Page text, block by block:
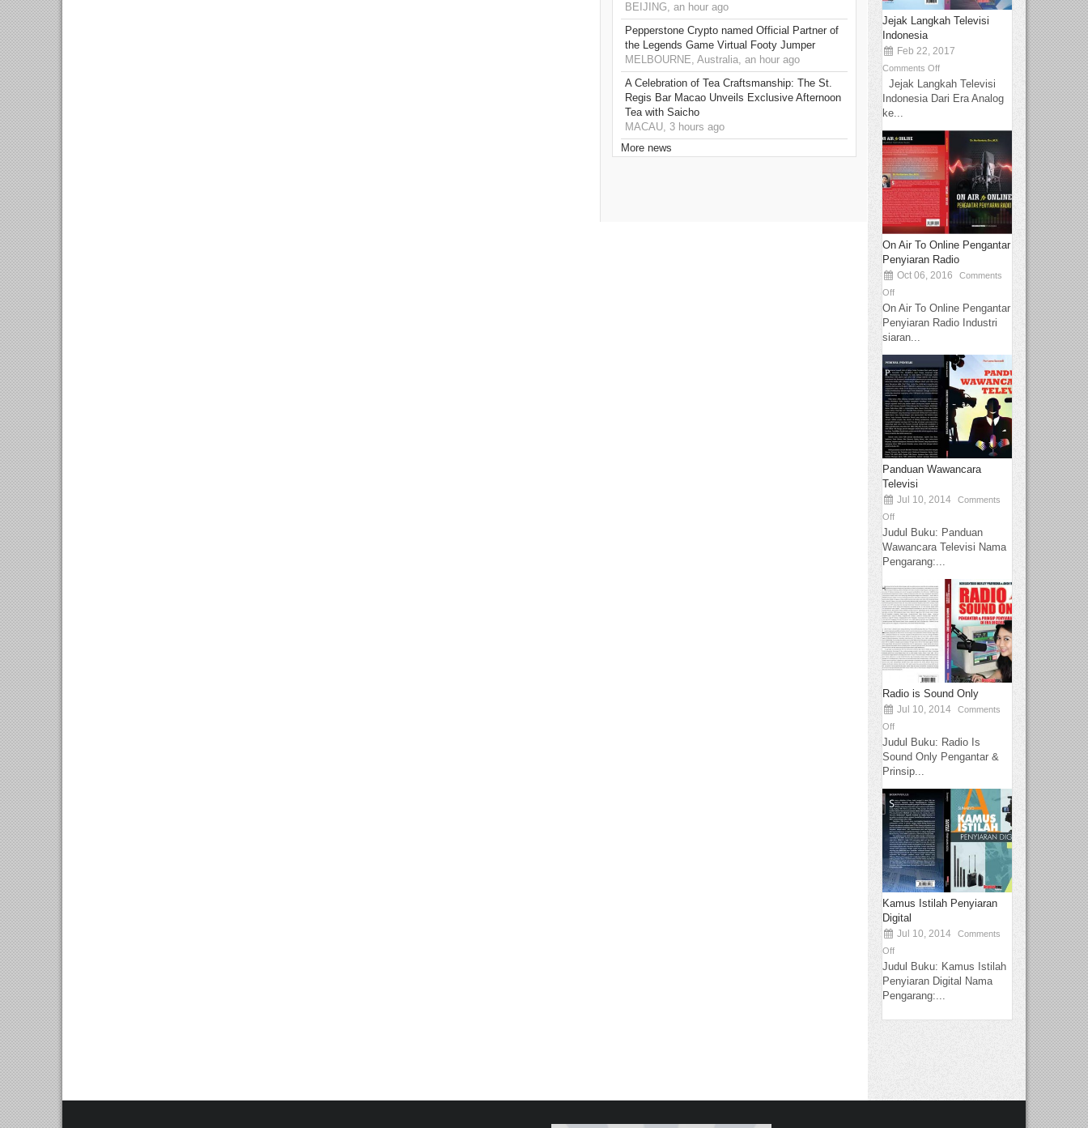
BEIJING, an hour ago
Pepperstone Crypto named Official Partner of
the Legends Game Virtual Footy Jumper
MELBOURNE, Australia, an hour ago
A Celebration of Tea Craftsmanship: The St.
Regis Bar Macao Unveils Exclusive Afternoon
Tea with Saicho
MACAU, 3 hours ago
More news
Jejak Langkah Televisi
Indonesia
Feb 22, 2017
Comments Off
Jejak Langkah Televisi
Indonesia Dari Era Analog
ke...
On Air To Online Pengantar
Penyiaran Radio
Oct 06, 2016
Comments
Off
On Air To Online Pengantar
Penyiaran Radio Industri
siaran...
Panduan Wawancara
Televisi
Jul 10, 2014
Comments
Off
Judul Buku: Panduan
Wawancara Televisi Nama
Pengarang:...
Radio is Sound Only
Jul 10, 2014
Comments
Off
Judul Buku: Radio Is
Sound Only Pengantar &
Prinsip...
Kamus Istilah Penyiaran
Digital
Jul 10, 2014
Comments
Off
Judul Buku: Kamus Istilah
Penyiaran Digital Nama
Pengarang:...